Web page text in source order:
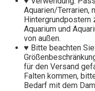
Aquarien/Terrarien,
Hintergrundpostern
Aquarium und
von außen.
♥ Bitte beachten
für den Versand
Falten kommen,
Bedarf mit dem